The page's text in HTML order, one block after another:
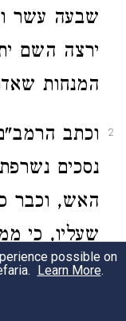
שבעה עשר
ירצה השם
המנחות
2
וכתב
נסכים
האש, וכבר
שעליו, כי
הכל, מה
יסוד והיה
possible on
Learn More.